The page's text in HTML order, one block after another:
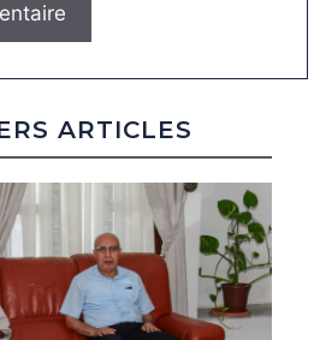
ARTICLES